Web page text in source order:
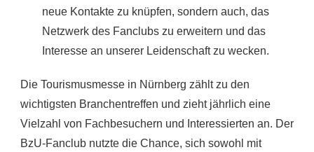
neue Kontakte zu knüpfen, sondern auch, das
Netzwerk des Fanclubs zu erweitern und das
Interesse an unserer Leidenschaft zu wecken.
Die Tourismusmesse in Nürnberg zählt zu den
wichtigsten Branchentreffen und zieht jährlich eine
Vielzahl von Fachbesuchern und Interessierten an. Der
BzU-Fanclub nutzte die Chance, sich sowohl mit